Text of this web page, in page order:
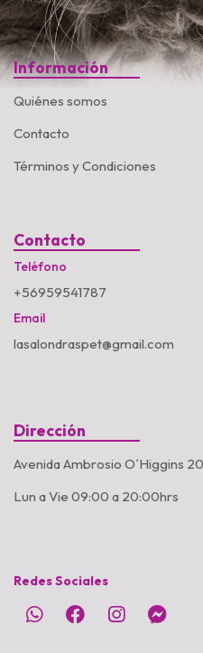
Información
Quiénes somos
Contacto
Términos y Condiciones
Contacto
Teléfono
+56959541787
Email
lasalondraspet@gmail.com
Dirección
Avenida Ambrosio O´Higgins
Lun a Vie 09:00 a 20:00hrs
Redes Sociales